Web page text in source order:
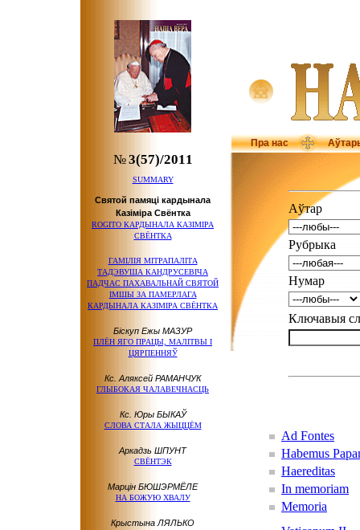
Пра нас
№3(57)/2011
SUMMARY
Святой памяці кардынала
Казіміра Свёнтка
ROGITO КАРДЫНАЛА КАЗІМІРА
СВЁНТКА
ГАМІЛІЯ МІТРАПАЛІТА
ТАДЭВУША КАНДРУСЕВІЧА
ПАДЧАС ПАХАВАЛЬНАЙ СВЯТОЙ
ІМШЫ ЗА ПАМЕРЛАГА
КАРДЫНАЛА КАЗІМІРА СВЁНТКА
Біскуп Ежы МАЗУР
ПЛЁН ЯГО ПРАЦЫ, МАЛІТВЫ І
ЦЯРПЕННЯЎ
Кс. Аляксей РАМАНЧУК
ГЛЫБОКАЯ ЧАЛАВЕЧНАСЦЬ
Кс. Юры БЫКАЎ
СЛОВА СТАЛА ЖЫЦЦЁМ
Аркадзь ШПУНТ
СВЁНТЭК
Марцін БЮШЭРМЁЛЕ
НА БОЖУЮ ХВАЛУ
Крыстына ЛЯЛЬКО
Аўтар
Рубрыка
Нумар
Ключавыя
Ad Fontes
Habemus
Haereditas
In memoriam
Memoria